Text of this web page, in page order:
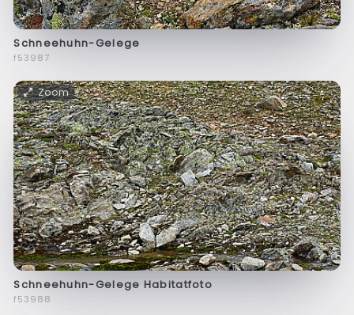
Schneehuhn-Gelege
f53987
Zoom
Schneehuhn-Gelege Habitatfoto
f53988